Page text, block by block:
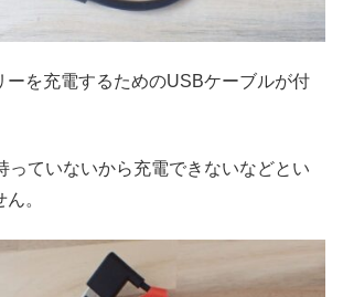
ーを充電するためのUSBケーブルが付
っていないから充電できないなどとい
。